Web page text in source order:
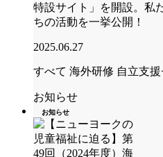
特設サイト」を開設。私
ちの活動を一挙公開！
2025.06.27
すべて 海外研修 自立支
お知らせ
お知らせ